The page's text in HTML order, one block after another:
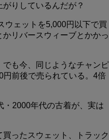
りしているんだが？
ウェットを5,000円以下で買
リバースウィーブとかかっ
も今、同じようなチャンピ
円前後で売られている。4倍
・2000年代の古着が、実は
ったスウェット、トラック